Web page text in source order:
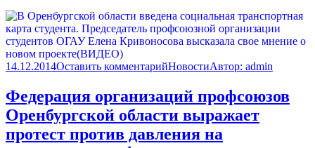
14.12.2014Оставить комментарийНовостиАвтор: admin
Федерация организаций профсоюзов
Оренбургской области выражает
протест против давления на